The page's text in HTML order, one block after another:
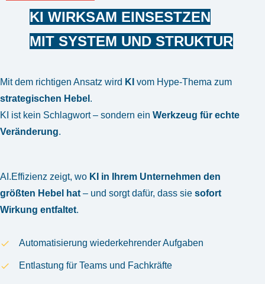
KI WIRKSAM EINSESTZEN
MIT SYSTEM UND STRUKTUR
Mit dem richtigen Ansatz wird KI vom Hype-Thema zum
strategischen Hebel .
KI ist kein Schlagwort – sondern ein Werkzeug für echte
Veränderung.
AI.Effizienz zeigt, wo KI in Ihrem Unternehmen den
größten Hebel hat – und sorgt dafür, dass sie sofort
Wirkung entfaltet.
Automatisierung wiederkehrender Aufgaben
Entlastung für Teams und Fachkräfte